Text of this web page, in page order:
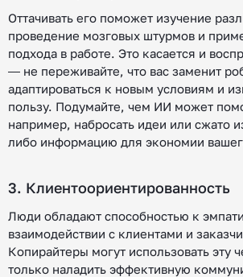
Оттачивать его поможет изучение
проведение мозговых штурмов и
подхода в работе. Это касается и
― не переживайте, что вас заменит
адаптироваться к новым условиям и
пользу. Подумайте, чем ИИ может
например, набросать идеи или сжато
либо информацию для экономии
3. Клиентоориентированность
Люди обладают способностью к
взаимодействии с клиентами и
Копирайтеры могут использовать эту
только наладить эффективную